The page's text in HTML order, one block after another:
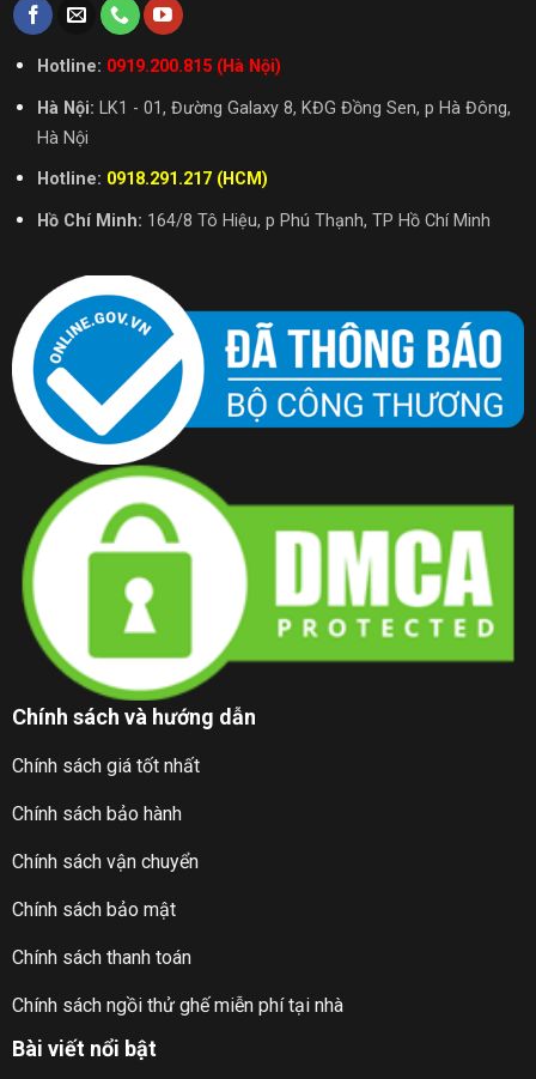
Hotline: 0919.200.815 (Hà Nội)
Hà Nội: LK1 - 01, Đường Galaxy 8, KĐG Đồng Sen, p Hà Đông,
Hà Nội
Hotline: 0918.291.217 (HCM)
Hồ Chí Minh: 164/8 Tô Hiệu, p Phú Thạnh, TP Hồ Chí Minh
Chính sách và hướng dẫn
Chính sách giá tốt nhất
Chính sách bảo hành
Chính sách vận chuyển
Chính sách bảo mật
Chính sách thanh toán
Chính sách ngồi thử ghế miễn phí tại nhà
Bài viết nổi bật